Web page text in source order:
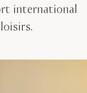
international